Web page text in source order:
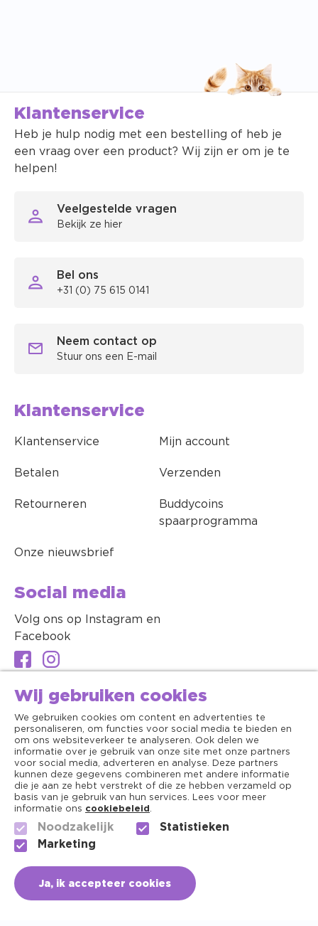
Klantenservice
Heb je hulp nodig met een bestelling of heb je
een vraag over een product? Wij zijn er om je te
helpen!
Veelgestelde vragen
Bekijk ze hier
Bel ons
+31 (0) 75 615 0141
Neem contact op
Stuur ons een E-mail
Klantenservice
Klantenservice Mijn account
Betalen Verzenden
Retourneren
Buddycoins
spaarprogramma
Onze nieuwsbrief
Social media
Volg ons op Instagram en
Facebook
Algemene voorwaarden
Privacy
Wij gebruiken cookies
We gebruiken cookies om content en advertenties te
personaliseren, om functies voor social media te bieden en
om ons websiteverkeer te analyseren. Ook delen we
informatie over je gebruik van onze site met onze partners
voor social media, adverteren en analyse. Deze partners
kunnen deze gegevens combineren met andere informatie
die je aan ze hebt verstrekt of die ze hebben verzameld op
basis van je gebruik van hun services. Lees voor meer
informatie ons cookiebeleid .
Noodzakelijk
Statistieken
Marketing
Ja, ik accepteer cookies